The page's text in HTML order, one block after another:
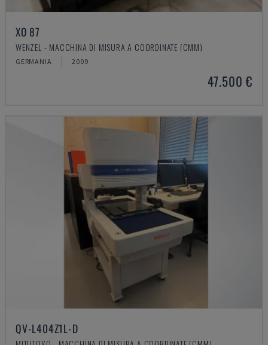
XO 87
WENZEL - MACCHINA DI MISURA A COORDINATE (CMM)
GERMANIA 2009
47.500 €
QV-L404Z1L-D